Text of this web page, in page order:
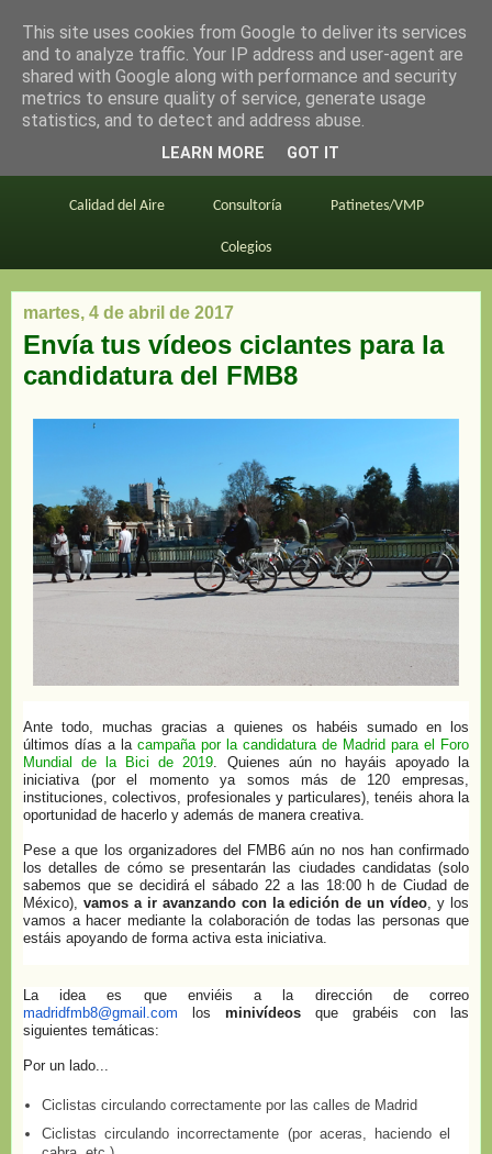
en bici por madrid
Este blog BiciMAD Primeros consejos
Calidad del Aire Consultoría Patinetes/VMP
Colegios
martes, 4 de abril de 2017
Envía tus vídeos ciclantes para la
candidatura del FMB8
Ante todo, muchas gracias a quienes os habéis sumado en los
últimos días a la campaña por la candidatura de Madrid para el Foro
Mundial de la Bici de 2019 . Quienes aún no hayáis apoyado la
iniciativa (por el momento ya somos más de 120 empresas,
instituciones, colectivos, profesionales y particulares), tenéis ahora la
oportunidad de hacerlo y además de manera creativa.
Pese a que los organizadores del FMB6 aún no nos han confirmado
los detalles de cómo se presentarán las ciudades candidatas (solo
sabemos que se decidirá el sábado 22 a las 18:00 h de Ciudad de
México), vamos a ir avanzando con la edición de un vídeo , y los
vamos a hacer mediante la colaboración de todas las personas que
estáis apoyando de forma activa esta iniciativa.
La idea es que enviéis a la dirección de correo
madridfmb8@gmail.com
los minivídeos que grabéis con las
siguientes temáticas:
Por un lado...
Ciclistas circulando correctamente por las calles de Madrid
Ciclistas circulando incorrectamente (por aceras, haciendo el
This site uses cookies from Google to deliver its services
and to analyze traffic. Your IP address and user-agent are
shared with Google along with performance and security
metrics to ensure quality of service, generate usage
statistics, and to detect and address abuse.
LEARN MORE GOT IT